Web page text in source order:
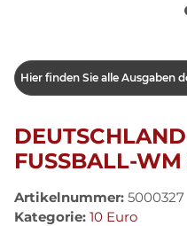
Hier finden Sie alle Ausgaben
FUSSBALL-WM
Artikelnummer: 5000327
Kategorie: 10 Euro